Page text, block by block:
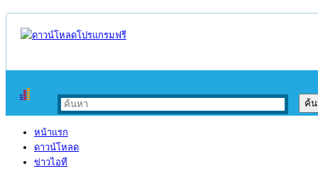
หน้าแรก
ดาวน์โหลด
ข่าวไอที